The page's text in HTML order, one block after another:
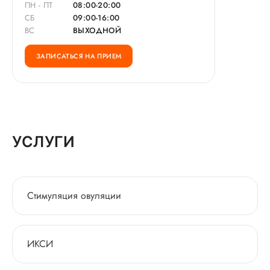
ПН - ПТ
08:00-20:00
СБ
09:00-16:00
ВС
ВЫХОДНОЙ
ЗАПИСАТЬСЯ НА ПРИЕМ
УСЛУГИ
Стимуляция овуляции
ИКСИ